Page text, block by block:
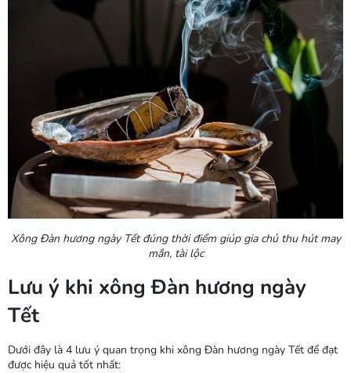
Xông Đàn hương ngày Tết đúng thời điểm giúp gia chủ thu hút may
mắn, tài lộc
Lưu ý khi xông Đàn hương ngày
Tết
Dưới đây là 4 lưu ý quan trọng khi xông Đàn hương ngày Tết để đạt
được hiệu quả tốt nhất: